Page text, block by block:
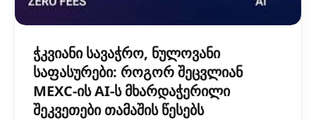
ჭკვიანი სავაჭრო, ნულოვანი
საფასურები: როგორ შეცვლიან
MEXC-ის AI-ს მხარდაჭერილი
შეკვეთები თამაშის წესებს